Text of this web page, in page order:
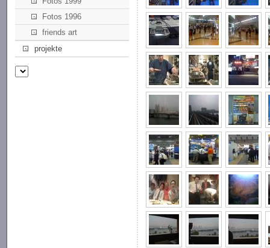
Fotos 1996
friends art
projekte